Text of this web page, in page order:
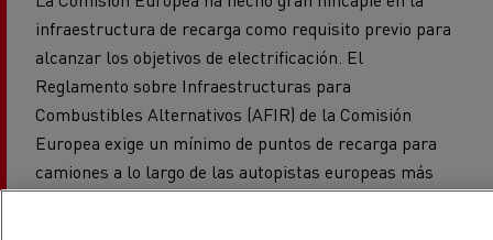
infraestructura de recarga como requisito previo para
alcanzar los objetivos de electrificación. El
Reglamento sobre Infraestructuras para
Combustibles Alternativos (AFIR) de la Comisión
Europea exige un mínimo de puntos de recarga para
camiones a lo largo de las autopistas europeas más
importantes (red RTE-T). La directiva actual estipula